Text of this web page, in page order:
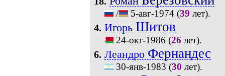
/ 5-авг-1974(39 лет).
4. Игорь Шитов
24-окт-1986 (26 лет).
6. Леандро Фернандес
30-янв-1983 (30 лет).